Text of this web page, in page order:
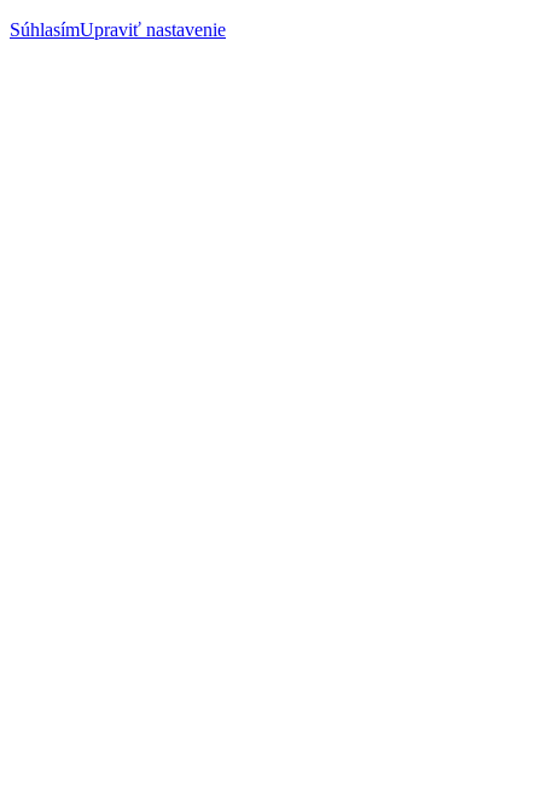
SúhlasímUpraviť nastavenie